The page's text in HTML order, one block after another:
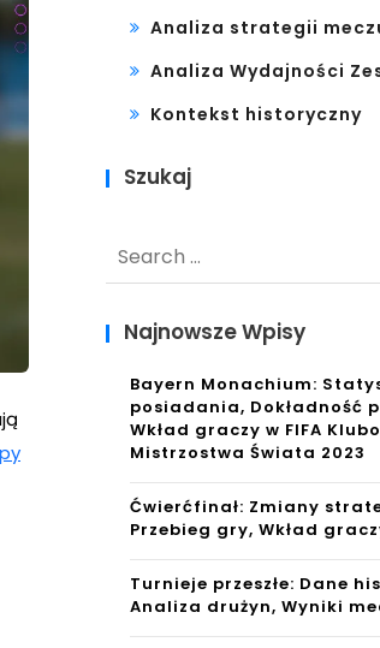
Analiza strategii
Analiza Wydajności
Kontekst historyczny
Szukaj
for:
Najnowsze Wpisy
Bayern Monachium:
posiadania, Dokładność
Wkład graczy w FIFA
Mistrzostwa Świata 2023
Ćwierćfinał: Zmiany
Przebieg gry, Wkład
Turnieje przeszłe: Dane
Analiza drużyn, Wyniki